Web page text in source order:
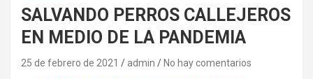
SALVANDO PERROS CALLEJEROS
EN MEDIO DE LA PANDEMIA
25 de febrero de 2021 admin No hay comentarios